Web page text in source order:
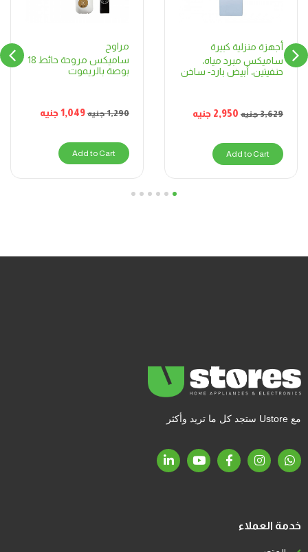
أجهزة منزلية كبيرة
ساميكس مبرد مياه،
حنفيتين، أبيض بارد- ساخن
3,629جنيه 2,950 جنيه
Add to Cart
مراوح
ساميكس مروحة حائط 18
بوصة بالريموت
1,290جنيه 1,049جنيه
Add to Cart
1
2
مع Ustore ستجد كل ما تريد وأكثر
خدمة العملاء